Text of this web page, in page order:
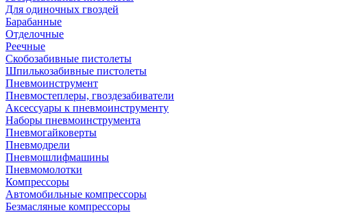
Для одиночных гвоздей
Барабанные
Отделочные
Реечные
Скобозабивные пистолеты
Шпилькозабивные пистолеты
Пневмоинструмент
Пневмостеплеры, гвоздезабиватели
Аксессуары к пневмоинструменту
Наборы пневмоинструмента
Пневмогайковерты
Пневмодрели
Пневмошлифмашины
Пневмомолотки
Компрессоры
Автомобильные компрессоры
Безмасляные компрессоры